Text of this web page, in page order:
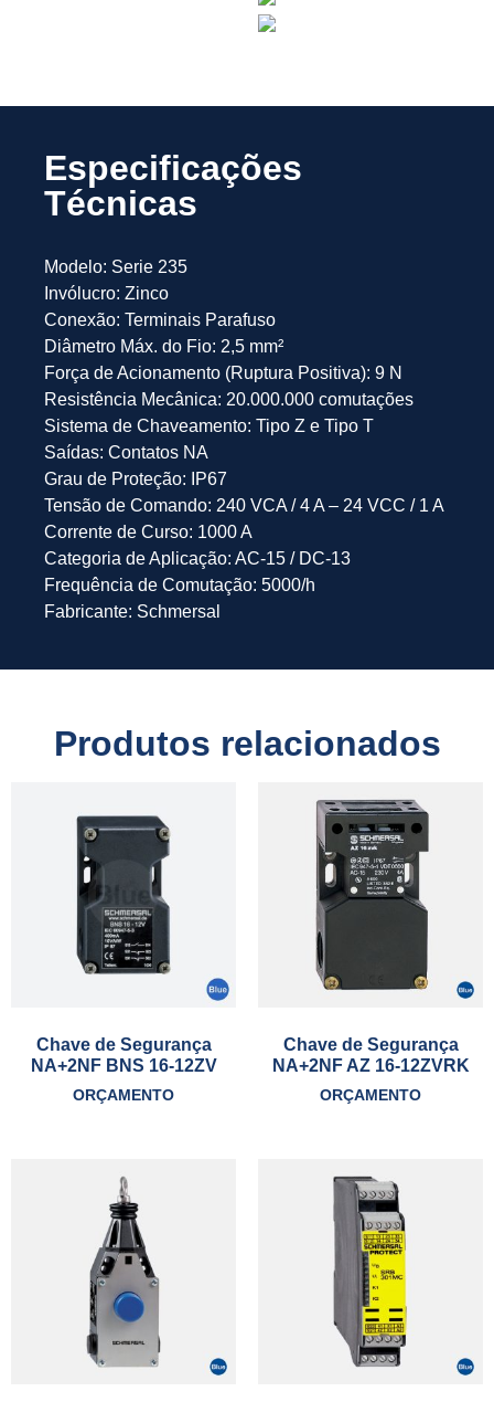
Especificações
Técnicas
Modelo: Serie 235
Invólucro: Zinco
Conexão: Terminais Parafuso
Diâmetro Máx. do Fio: 2,5 mm²
Força de Acionamento (Ruptura Positiva): 9 N
Resistência Mecânica: 20.000.000 comutações
Sistema de Chaveamento: Tipo Z e Tipo T
Saídas: Contatos NA
Grau de Proteção: IP67
Tensão de Comando: 240 VCA / 4 A – 24 VCC / 1 A
Corrente de Curso: 1000 A
Categoria de Aplicação: AC-15 / DC-13
Frequência de Comutação: 5000/h
Fabricante: Schmersal
Produtos relacionados
Chave de Segurança
NA+2NF BNS 16-12ZV
ORÇAMENTO
Chave de Segurança
NA+2NF AZ 16-12ZVRK
ORÇAMENTO